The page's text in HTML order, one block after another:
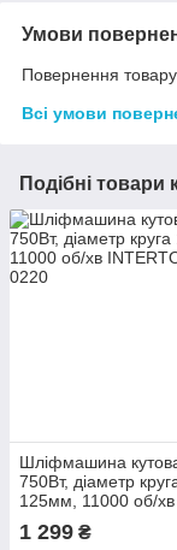
Умови
Повернення
Всі умови
Подібні товари
Шліфмашина
750Вт, діаметр
125мм, 11000 об/хв
1 299 ₴